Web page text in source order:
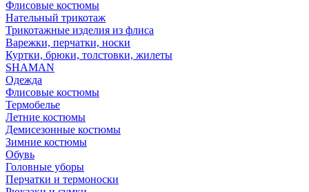
Флисовые костюмы
Нательный трикотаж
Трикотажные изделия из флиса
Варежки, перчатки, носки
Куртки, брюки, толстовки, жилеты
SHAMAN
Одежда
Флисовые костюмы
Термобелье
Летние костюмы
Демисезонные костюмы
Зимние костюмы
Обувь
Головные уборы
Перчатки и термоноски